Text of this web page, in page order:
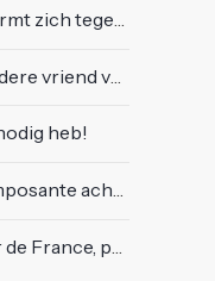
van de roltrap
is geworden?
heb!
van Nelly Furtado
bodycheck uit